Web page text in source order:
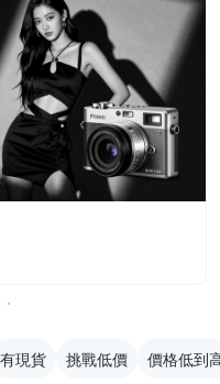
有現貨 挑戰低價 價格低到